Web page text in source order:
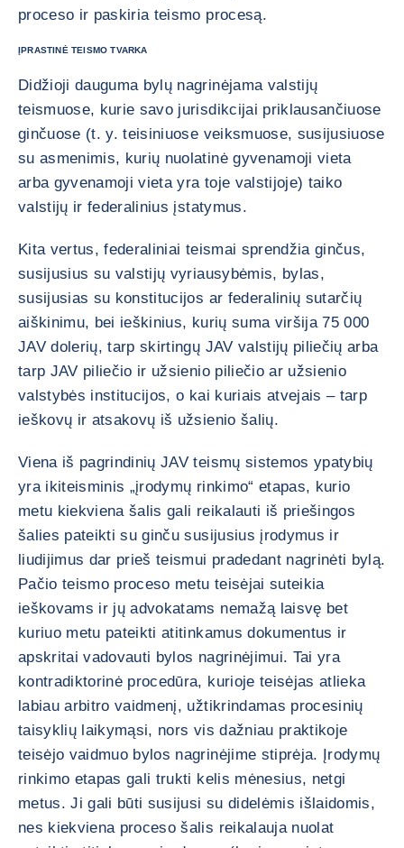
proceso ir paskiria teismo procesą.
ĮPRASTINĖ TEISMO TVARKA
Didžioji dauguma bylų nagrinėjama valstijų
teismuose, kurie savo jurisdikcijai priklausančiuose
ginčuose (t. y. teisiniuose veiksmuose, susijusiuose
su asmenimis, kurių nuolatinė gyvenamoji vieta
arba gyvenamoji vieta yra toje valstijoje) taiko
valstijų ir federalinius įstatymus.
Kita vertus, federaliniai teismai sprendžia ginčus,
susijusius su valstijų vyriausybėmis, bylas,
susijusias su konstitucijos ar federalinių sutarčių
aiškinimu, bei ieškinius, kurių suma viršija 75 000
JAV dolerių, tarp skirtingų JAV valstijų piliečių arba
tarp JAV piliečio ir užsienio piliečio ar užsienio
valstybės institucijos, o kai kuriais atvejais – tarp
ieškovų ir atsakovų iš užsienio šalių.
Viena iš pagrindinių JAV teismų sistemos ypatybių
yra ikiteisminis „įrodymų rinkimo“ etapas, kurio
metu kiekviena šalis gali reikalauti iš priešingos
šalies pateikti su ginču susijusius įrodymus ir
liudijimus dar prieš teismui pradedant nagrinėti bylą.
Pačio teismo proceso metu teisėjai suteikia
ieškovams ir jų advokatams nemažą laisvę bet
kuriuo metu pateikti atitinkamus dokumentus ir
apskritai vadovauti bylos nagrinėjimui. Tai yra
kontradiktorinė procedūra, kurioje teisėjas atlieka
labiau arbitro vaidmenį, užtikrindamas procesinių
taisyklių laikymąsi, nors vis dažniau praktikoje
teisėjo vaidmuo bylos nagrinėjime stiprėja. Įrodymų
rinkimo etapas gali trukti kelis mėnesius, netgi
metus. Ji gali būti susijusi su didelėmis išlaidomis,
nes kiekviena proceso šalis reikalauja nuolat